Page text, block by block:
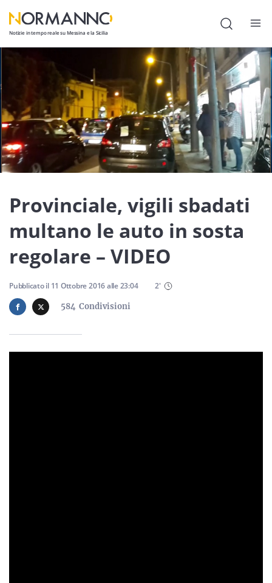
Notizie in tempo reale su Messina e la Sicilia
Attualità
Cronaca
Politica
Cultura
Lavoro
Società
Economia
Sport
Sicilia
Provinciale, vigili sbadati
multano le auto in sosta
regolare – VIDEO
584 Condivisioni
Pubblicato il 11 Ottobre 2016alle23:04 2'